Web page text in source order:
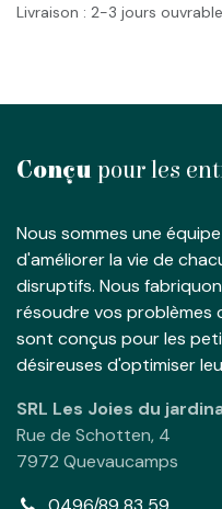
Livraison : 2-3 jours
Conçu pour les
Nous sommes une
d'améliorer la vie de
disruptifs. Nous
résoudre vos problèmes
sont conçus pour les
désireuses d'optimiser
SRL Les Joies du
Rue de Schotten, 4
7972 Quevaucamps